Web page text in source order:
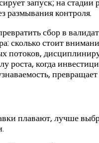
запуск; на
размывания контроля.
сбор в
сколько стоит
потоков,
когда
плавают, лучше